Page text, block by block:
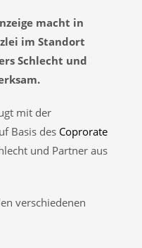
macht in
im Standort
Schlecht und
mit der
Basis des Coprorate
und Partner aus
verschiedenen